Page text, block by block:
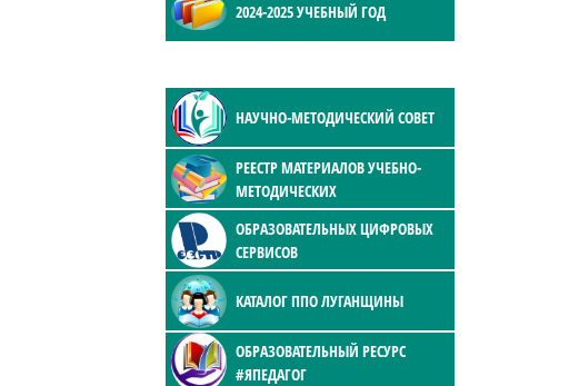
2024-2025 УЧЕБНЫЙ ГОД
НАУЧНО-МЕТОДИЧЕСКИЙ СОВЕТ
РЕЕСТР МАТЕРИАЛОВ УЧЕБНО-
МЕТОДИЧЕСКИХ
ОБРАЗОВАТЕЛЬНЫХ ЦИФРОВЫХ
СЕРВИСОВ
КАТАЛОГ ППО ЛУГАНЩИНЫ
ОБРАЗОВАТЕЛЬНЫЙ РЕСУРС
#ЯПЕДАГОГ